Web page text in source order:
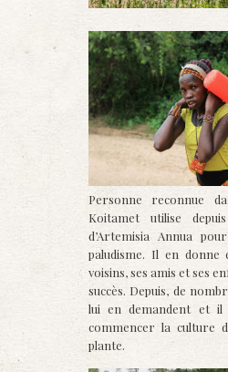
Personne reconnue
Koitamet utilise
d’Artemisia Annua
paludisme. Il en donne
voisins, ses amis et ses
succès. Depuis, de
lui en demandent et il
commencer la culture
plante.